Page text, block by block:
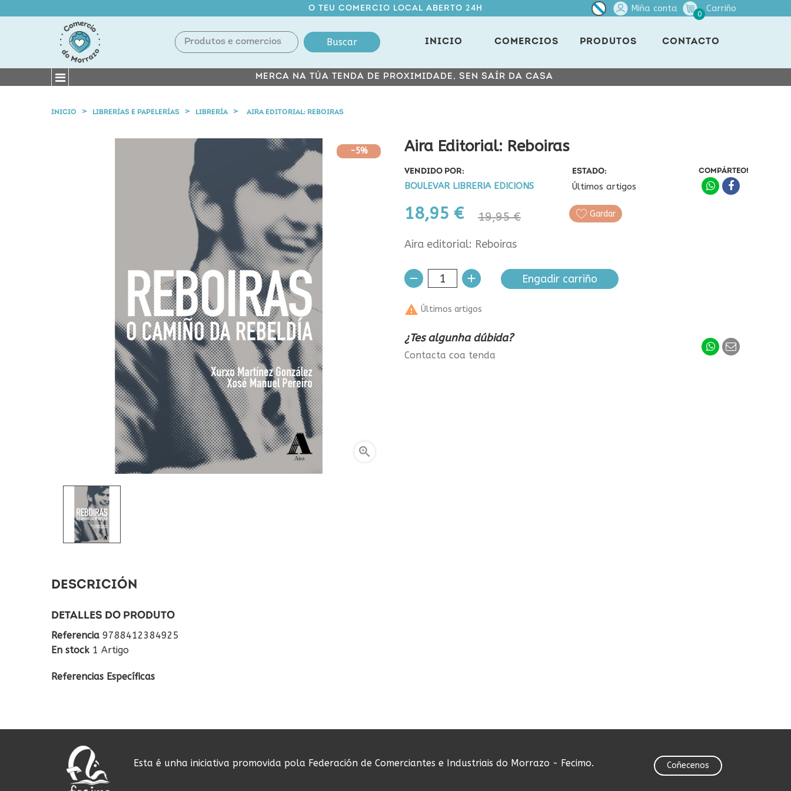
O TEU COMERCIO LOCAL ABERTO 24H Miña conta
0
Carriño
Buscar INICIO COMERCIOS PRODUTOS CONTACTO
MERCA NA TÚA TENDA DE PROXIMIDADE, SEN SAÍR DA CASA
INICIO LIBRERÍAS E PAPELERÍAS LIBRERÍA AIRA EDITORIAL: REBOIRAS
-5%

Aira Editorial: Reboiras
VENDIDO POR:
BOULEVAR LIBRERIA EDICIONS
ESTADO:
Últimos artigos
18,95 € 19,95 €
COMPÁRTEO!
Gardar
Aira editorial: Reboiras
Engadir carriño
 Últimos artigos
¿Tes algunha dúbida?
Contacta coa tenda
DESCRICIÓN
DETALLES DO PRODUTO
Referencia 9788412384925
En stock 1 Artigo
Referencias Específicas
Esta é unha iniciativa promovida pola Federación de Comerciantes e Industriais do Morrazo - Fecimo. Coñecenos